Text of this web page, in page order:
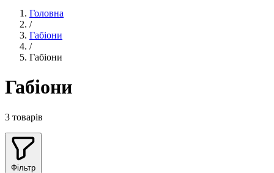
Головна
/
Габіони
/
Габіони
Габіони
3 товарів
Фільтр